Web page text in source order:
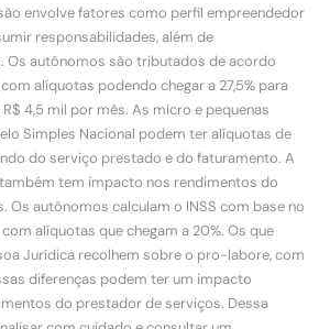
envolve fatores como perfil empreendedor
responsabilidades, além de
Os autônomos são tributados de acordo
alíquotas podendo chegar a 27,5% para
4,5 mil por mês. As micro e pequenas
Simples Nacional podem ter alíquotas de
do serviço prestado e do faturamento. A
tem impacto nos rendimentos do
Os autônomos calculam o INSS com base no
alíquotas que chegam a 20%. Os que
Jurídica recolhem sobre o pro-labore, com
diferenças podem ter um impacto
do prestador de serviços. Dessa